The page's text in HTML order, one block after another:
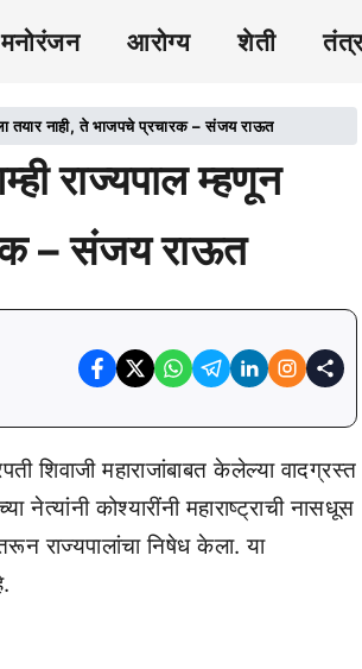
मनोरंजन आरोग्य शेती
तयार नाही, ते भाजपचे प्रचारक – संजय राऊत
राज्यपाल म्हणून
– संजय राऊत
शिवाजी महाराजांबाबत केलेल्या वादग्रस्त
कोश्यारींनी महाराष्ट्राची नासधूस
राज्यपालांचा निषेध केला. या